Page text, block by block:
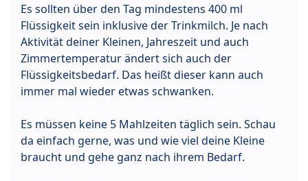
Es sollten über den Tag mindestens 400 ml
Flüssigkeit sein inklusive der Trinkmilch. Je nach
Aktivität deiner Kleinen, Jahreszeit und auch
Zimmertemperatur ändert sich auch der
Flüssigkeitsbedarf. Das heißt dieser kann auch
immer mal wieder etwas schwanken.
Es müssen keine 5 Mahlzeiten täglich sein. Schau
da einfach gerne, was und wie viel deine Kleine
braucht und gehe ganz nach ihrem Bedarf.